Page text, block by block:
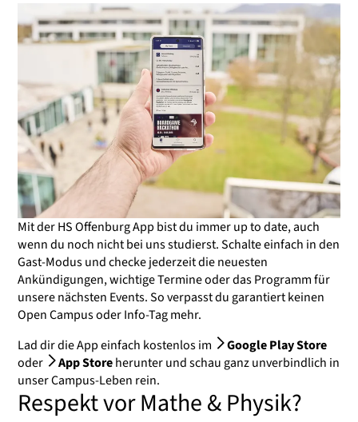
Mit der HS Offenburg App bist du immer up to date, auch
wenn du noch nicht bei uns studierst. Schalte einfach in den
Gast-Modus und checke jederzeit die neuesten
Ankündigungen, wichtige Termine oder das Programm für
unsere nächsten Events. So verpasst du garantiert keinen
Open Campus oder Info-Tag mehr.
Lad dir die App einfach kostenlos im
Google Play Store
oder
App Storeherunter und schau ganz unverbindlich in
unser Campus-Leben rein.
Respekt vor Mathe & Physik?